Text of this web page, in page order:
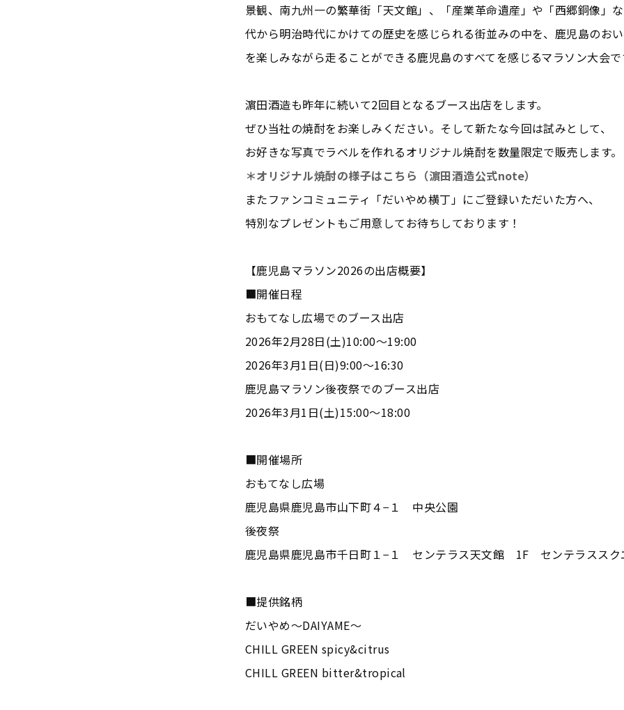
景観、南九州一の繁華街「天文館」、「産業革命遺産」や「西郷銅像」
代から明治時代にかけての歴史を感じられる街並みの中を、鹿児島のお
を楽しみながら走ることができる鹿児島のすべてを感じるマラソン大会で
濵田酒造も昨年に続いて2回目となるブース出店をします。
ぜひ当社の焼酎をお楽しみください。そして新たな今回は試みとして、
お好きな写真でラベルを作れるオリジナル焼酎を数量限定で販売します。
＊オリジナル焼酎の様子はこちら（濵田酒造公式note）
またファンコミュニティ「だいやめ横丁」にご登録いただいた方へ、
特別なプレゼントもご用意してお待ちしております！
【鹿児島マラソン2026の出店概要】
■開催日程
おもてなし広場でのブース出店
2026年2月28日(土)10:00～19:00
2026年3月1日(日)9:00～16:30
鹿児島マラソン後夜祭でのブース出店
2026年3月1日(土)15:00～18:00
■開催場所
おもてなし広場
鹿児島県鹿児島市山下町４−１ 中央公園
後夜祭
鹿児島県鹿児島市千日町１−１ センテラス天文館 1F センテラススク
■提供銘柄
だいやめ～DAIYAME～
CHILL GREEN spicy&citrus
CHILL GREEN bitter&tropical